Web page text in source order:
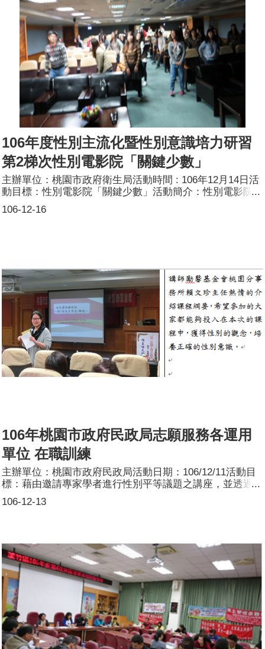
106年度性別主流化暨性別意識培力研習
第2梯次性別電影院「關鍵少數」
106-12-16
主辦單位：桃園市政府衛生局活動時間 : 106年12月14日活
動目標：性別電影院「關鍵少數」活動簡介：性別電影院
「關鍵少數」參加人數：共80人，分別為男性：8人；女
性：72人。
106年桃園市政府民政局志願服務各運用
單位 在職訓練
106-12-13
主辦單位：桃園市政府民政局活動日期：106/12/11活動目
標：藉由邀請專家學者進行性別平等議題之講座，並透過紀
錄片及生活實例探討等方式，瞭解兩性的自我瞭解、人我關
係、自我突破等階段過程，及性別角色發展的多樣化與差異
簡介：一、活動係搭配本局106年桃園市政府民政局志願服
務各運用單位在職訓練辦理。二、承辦單位:桃園市政府民
政局。三、參訓對象為本局志工、本局暨各運用單位志工督
導及本局主管、業務相關同仁等。四、訓練時間:106年12月
11日(星期一)下午2時10分至4時10分。五、訓練地點:本府
13樓公務人力培訓中心。參加人數：共61人，分別為男
性：9人；女性：52人。